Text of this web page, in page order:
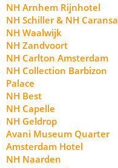
NH Arnhem Rijnhotel
NH Schiller & NH Caransa
NH Waalwijk
NH Zandvoort
NH Carlton Amsterdam
NH Collection Barbizon
Palace
NH Best
NH Capelle
NH Geldrop
Avani Museum Quarter
Amsterdam Hotel
NH Naarden